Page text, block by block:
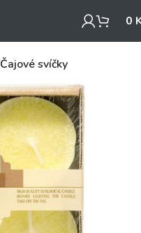
0
Čajové svíčky